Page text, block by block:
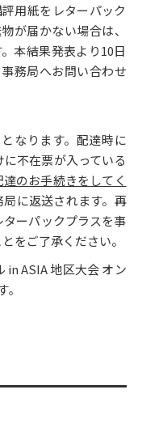
用紙をレターパック
が届かない場合は、
本結果発表より10日
務局へお問い合わせ
となります。配達時に
不在票が入っている
のお手続きをしてく
に返送されます。再
ーパックプラスを事
をご了承ください。
in ASIA 地区大会 オン
｡